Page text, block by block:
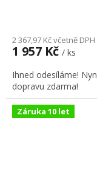
2 367,97 Kč včetně DPH
1 957 Kč / ks
Ihned odesíláme!
dopravu zdarma!
Záruka 10 let